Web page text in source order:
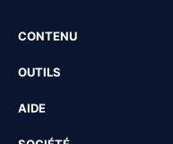
CONTENU
OUTILS
AIDE